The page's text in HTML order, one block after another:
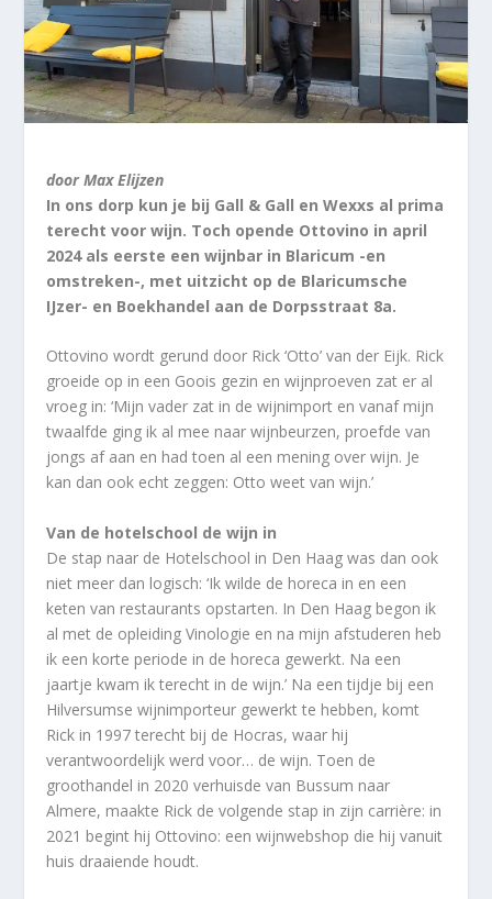
door Max Elijzen
In ons dorp kun je bij Gall & Gall en Wexxs al prima
terecht voor wijn. Toch opende Ottovino in april
2024 als eerste een wijnbar in Blaricum -en
omstreken-, met uitzicht op de Blaricumsche
IJzer- en Boekhandel aan de Dorpsstraat 8a.
Ottovino wordt gerund door Rick ‘Otto’ van der Eijk. Rick
groeide op in een Goois gezin en wijnproeven zat er al
vroeg in: ‘Mijn vader zat in de wijnimport en vanaf mijn
twaalfde ging ik al mee naar wijnbeurzen, proefde van
jongs af aan en had toen al een mening over wijn. Je
kan dan ook echt zeggen: Otto weet van wijn.’
Van de hotelschool de wijn in
De stap naar de Hotelschool in Den Haag was dan ook
niet meer dan logisch: ‘Ik wilde de horeca in en een
keten van restaurants opstarten. In Den Haag begon ik
al met de opleiding Vinologie en na mijn afstuderen heb
ik een korte periode in de horeca gewerkt. Na een
jaartje kwam ik terecht in de wijn.’ Na een tijdje bij een
Hilversumse wijnimporteur gewerkt te hebben, komt
Rick in 1997 terecht bij de Hocras, waar hij
verantwoordelijk werd voor… de wijn. Toen de
groothandel in 2020 verhuisde van Bussum naar
Almere, maakte Rick de volgende stap in zijn carrière: in
2021 begint hij Ottovino: een wijnwebshop die hij vanuit
huis draaiende houdt.